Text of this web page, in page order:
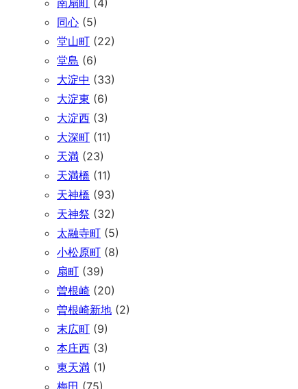
南扇町 (4)
同心 (5)
堂山町 (22)
堂島 (6)
大淀中 (33)
大淀東 (6)
大淀西 (3)
大深町 (11)
天満 (23)
天満橋 (11)
天神橋 (93)
天神祭 (32)
太融寺町 (5)
小松原町 (8)
扇町 (39)
曽根崎 (20)
曽根崎新地 (2)
末広町 (9)
本庄西 (3)
東天満 (1)
梅田 (75)